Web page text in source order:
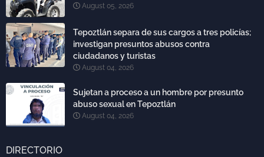
August 05, 2026
Tepoztlán separa de sus cargos a tres policías;
investigan presuntos abusos contra
ciudadanos y turistas
August 04, 2026
Sujetan a proceso a un hombre por presunto
abuso sexual en Tepoztlán
August 04, 2026
DIRECTORIO